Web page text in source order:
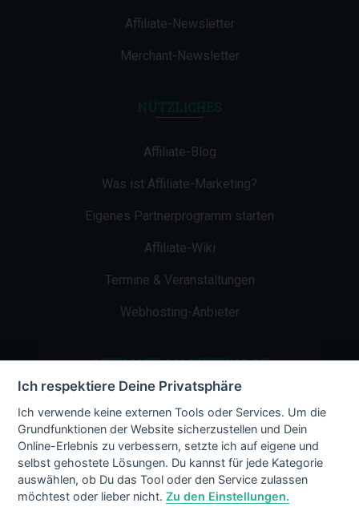
Affiliate-Newsletter
Merchant-Newsletter
Affiliate-Blog
Was ist Affiliate-Marketing?
Eigenes Partnerprogramm starten
Affiliate-Wiki
Termine & Veranstaltungen
Webhosting-Anbieter
AFFILIATE-MARKETING.DE
Impressum
Kontakt
Datenschutz
Ich respektiere Deine Privatsphäre
Ich verwende keine externen Tools oder Services. Um die
Grundfunktionen der Website sicherzustellen und Dein
Online-Erlebnis zu verbessern, setzte ich auf eigene und
selbst gehostete Lösungen. Du kannst für jede Kategorie
auswählen, ob Du das Tool oder den Service zulassen
möchtest oder lieber nicht.Zu den Einstellungen.